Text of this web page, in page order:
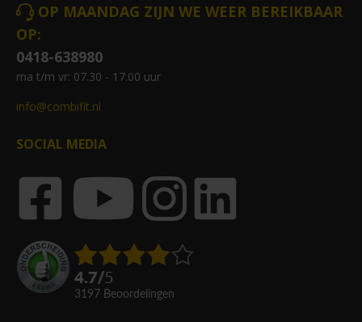
OP MAANDAG ZIJN WE WEER BEREIKBAAR
OP:
0418-638980
ma t/m vr: 07.30 - 17.00 uur
info@combifit.nl
SOCIAL MEDIA
4.7/5
3197 beoordelingen